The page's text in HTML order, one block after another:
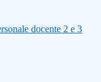
docente 2 e 3